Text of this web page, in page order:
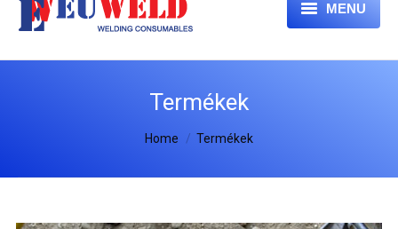
MENU
FŐLAP
TERMÉKEK
MAGUNKRÓL
A MI HOZZÁÁLLÁSUNK
Termékek
Home Termékek